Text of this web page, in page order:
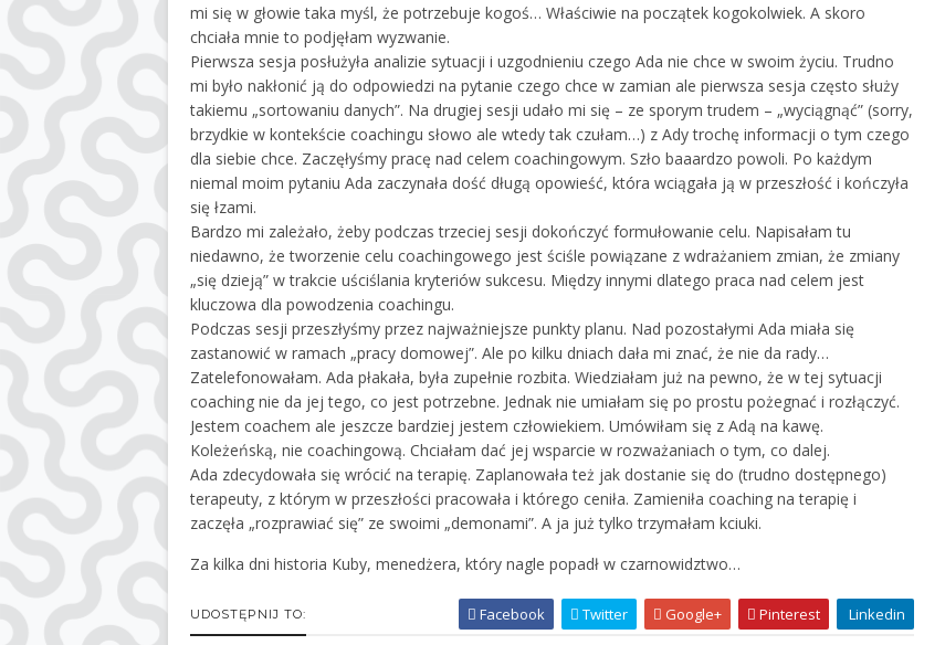
mi się w głowie taka myśl, że potrzebuje kogoś… Właściwie na początek kogokolwiek. A skoro
chciała mnie to podjęłam wyzwanie.
Pierwsza sesja posłużyła analizie sytuacji i uzgodnieniu czego Ada nie chce w swoim życiu. Trudno
mi było nakłonić ją do odpowiedzi na pytanie czego chce w zamian ale pierwsza sesja często służy
takiemu „sortowaniu danych”. Na drugiej sesji udało mi się – ze sporym trudem – „wyciągnąć” (sorry,
brzydkie w kontekście coachingu słowo ale wtedy tak czułam…) z Ady trochę informacji o tym czego
dla siebie chce. Zaczęłyśmy pracę nad celem coachingowym. Szło baaardzo powoli. Po każdym
niemal moim pytaniu Ada zaczynała dość długą opowieść, która wciągała ją w przeszłość i kończyła
się łzami.
Bardzo mi zależało, żeby podczas trzeciej sesji dokończyć formułowanie celu. Napisałam tu
niedawno, że tworzenie celu coachingowego jest ściśle powiązane z wdrażaniem zmian, że zmiany
„się dzieją” w trakcie uściślania kryteriów sukcesu. Między innymi dlatego praca nad celem jest
kluczowa dla powodzenia coachingu.
Podczas sesji przeszłyśmy przez najważniejsze punkty planu. Nad pozostałymi Ada miała się
zastanowić w ramach „pracy domowej”. Ale po kilku dniach dała mi znać, że nie da rady…
Zatelefonowałam. Ada płakała, była zupełnie rozbita. Wiedziałam już na pewno, że w tej sytuacji
coaching nie da jej tego, co jest potrzebne. Jednak nie umiałam się po prostu pożegnać i rozłączyć.
Jestem coachem ale jeszcze bardziej jestem człowiekiem. Umówiłam się z Adą na kawę.
Koleżeńską, nie coachingową. Chciałam dać jej wsparcie w rozważaniach o tym, co dalej.
Ada zdecydowała się wrócić na terapię. Zaplanowała też jak dostanie się do (trudno dostępnego)
terapeuty, z którym w przeszłości pracowała i którego ceniła. Zamieniła coaching na terapię i
zaczęła „rozprawiać się” ze swoimi „demonami”. A ja już tylko trzymałam kciuki.
Za kilka dni historia Kuby, menedżera, który nagle popadł w czarnowidztwo…
UDOSTĘPNIJ TO: Facebook Twitter Google+ Pinterest Linkedin